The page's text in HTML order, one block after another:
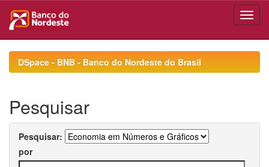
navigationDSpace - BNB - Banco do Nordeste do Brasil
Pesquisar
Pesquisar:
por